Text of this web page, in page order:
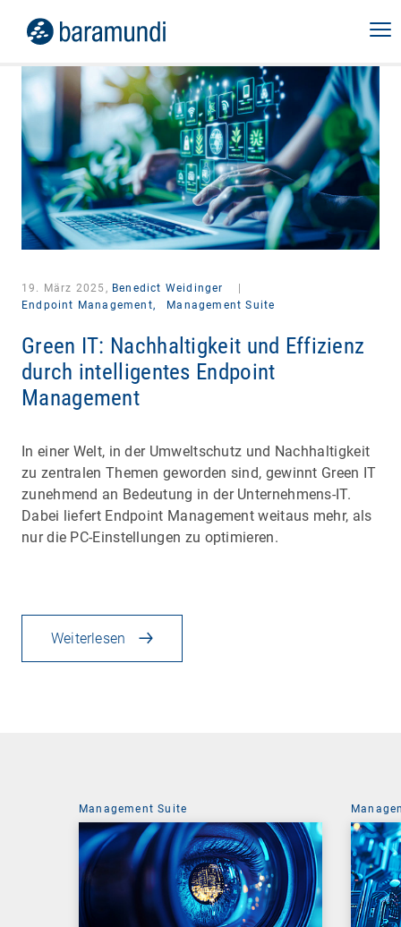
19. März 2025, Benedict Weidinger
Endpoint Management,
Management Suite
Green IT: Nachhaltigkeit und Effizienz
durch intelligentes Endpoint
Management
In einer Welt, in der Umweltschutz und Nachhaltigkeit
zu zentralen Themen geworden sind, gewinnt Green IT
zunehmend an Bedeutung in der Unternehmens-IT.
Dabei liefert Endpoint Management weitaus mehr, als
nur die PC-Einstellungen zu optimieren.
Weiterlesen
Management Suite